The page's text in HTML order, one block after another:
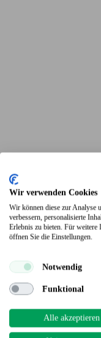
Terrassendielen
Wir verwenden Cookies
Wir können diese zur Analyse
verbessern, personalisierte
Erlebnis zu bieten. Für weitere
öffnen Sie die Einstellungen.
Notwendig
Funktional
Alle akzeptieren